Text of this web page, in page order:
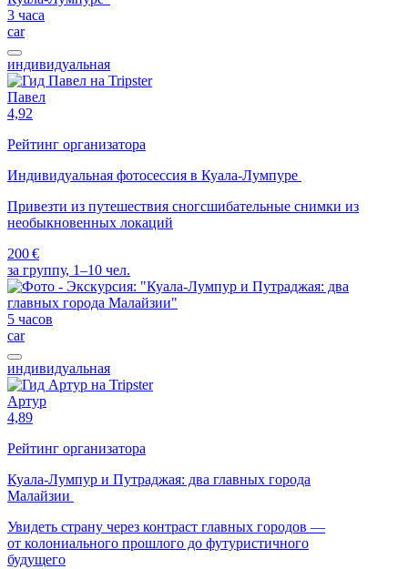
3 часа
car
индивидуальная
Павел
4,92
Рейтинг организатора
Индивидуальная фотосессия в Куала-Лумпуре
Привезти из путешествия сногсшибательные снимки из
необыкновенных локаций
200 €
за группу, 1–10 чел.
5 часов
car
индивидуальная
Артур
4,89
Рейтинг организатора
Куала-Лумпур и Путраджая: два главных города
Малайзии
Увидеть страну через контраст главных городов —
от колониального прошлого до футуристичного
будущего